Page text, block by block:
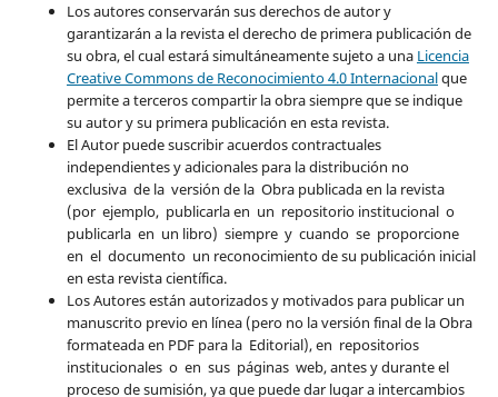
Los autores conservarán sus derechos de autor y
garantizarán a la revista el derecho de primera publicación de
su obra, el cual estará simultáneamente sujeto a una Licencia
Creative Commons de Reconocimiento 4.0 Internacionalque
permite a terceros compartir la obra siempre que se indique
su autor y su primera publicación en esta revista.
El Autor puede suscribir acuerdos contractuales
independientes y adicionales para la distribución no
exclusiva de la versión de la Obra publicada en la revista
(por ejemplo, publicarla en un repositorio institucional o
publicarla en un libro) siempre y cuando se proporcione
en el documento un reconocimiento de su publicación inicial
en esta revista científica.
Los Autores están autorizados y motivados para publicar un
manuscrito previo en línea (pero no la versión final de la Obra
formateada en PDF para la Editorial), en repositorios
institucionales o en sus páginas web, antes y durante el
proceso de sumisión, ya que puede dar lugar a intercambios